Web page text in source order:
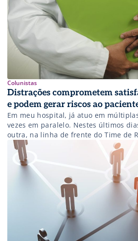
Colunistas
Distrações comprometem
e podem gerar riscos ao
Em meu hospital, já atuo em
vezes em paralelo. Nestes últimos
outra, na linha de frente do Time de
férias de um dos colegas. Isto ocorre
em outros mundo afora. A partir de
quero abordar a problemática das